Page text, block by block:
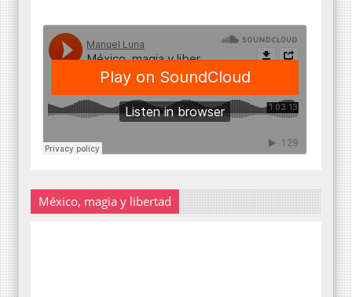
México, magia y libertad